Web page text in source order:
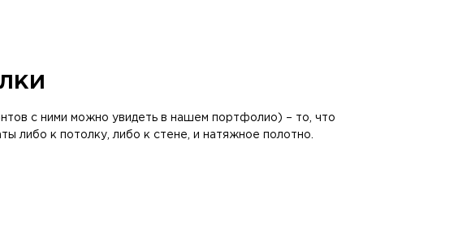
с ними можно увидеть в нашем портфолио) – то, что
либо к потолку, либо к стене, и натяжное полотно.